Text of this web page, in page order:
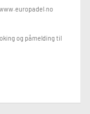
og påmelding til